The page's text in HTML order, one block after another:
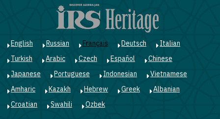
English Russian Français Deutsch
Italian
Turkish
Arabic Czech Español
Chinese
Japanese
Portuguese Indonesian
Vietnamese
Amharic
Kazakh Hebrew Greek
Albanian
Croatian
Swahili Ozbek